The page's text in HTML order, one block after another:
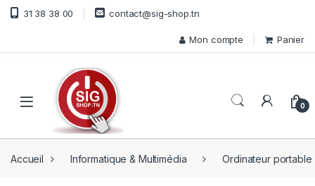
Skip to navigation
Skip to content
31 38 38 00 contact@sig-shop.tn
Mon compte Panier
Open 0
Accueil Informatique & Multimédia Ordinateur portable